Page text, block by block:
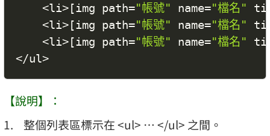
<li>[img path="帳號" name="檔名"
<li>[img path="帳號" name="檔名"
<li>[img path="帳號" name="檔名"
</ul>
【說明】：
整個列表區標示在 <ul> … </ul> 之間。